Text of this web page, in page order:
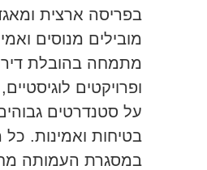
בפריסה ארצית
מובילים מנוסים
מתמחה בהובלת
ופרויקטים
על סטנדרטים
בטיחות ואמינות. כל
במסגרת העמותה